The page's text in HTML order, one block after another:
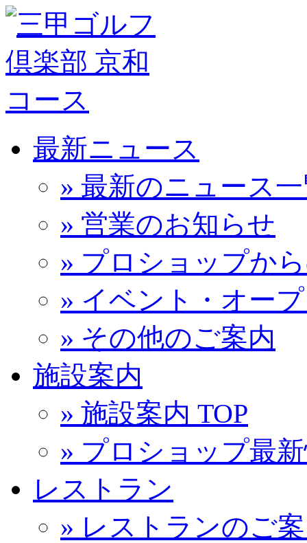
最新ニュース
» 最新のニュース
» 営業のお知らせ
» プロショップか
» イベント・オー
» その他のご案内
施設案内
» 施設案内 TOP
» プロショップ最
レストラン
» レストランのご